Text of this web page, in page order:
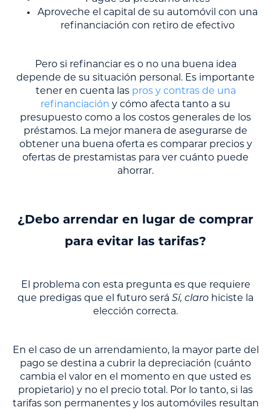
Aproveche el capital de su automóvil con una
refinanciación con retiro de efectivo
Pero si refinanciar es o no una buena idea
depende de su situación personal. Es importante
tener en cuenta las pros y contras de una
refinanciación y cómo afecta tanto a su
presupuesto como a los costos generales de los
préstamos. La mejor manera de asegurarse de
obtener una buena oferta es comparar precios y
ofertas de prestamistas para ver cuánto puede
ahorrar.
¿Debo arrendar en lugar de comprar
para evitar las tarifas?
El problema con esta pregunta es que requiere
que predigas que el futuro será Sí, claro hiciste la
elección correcta.
En el caso de un arrendamiento, la mayor parte del
pago se destina a cubrir la depreciación (cuánto
cambia el valor en el momento en que usted es
propietario) y no el precio total. Por lo tanto, si las
tarifas son permanentes y los automóviles resultan